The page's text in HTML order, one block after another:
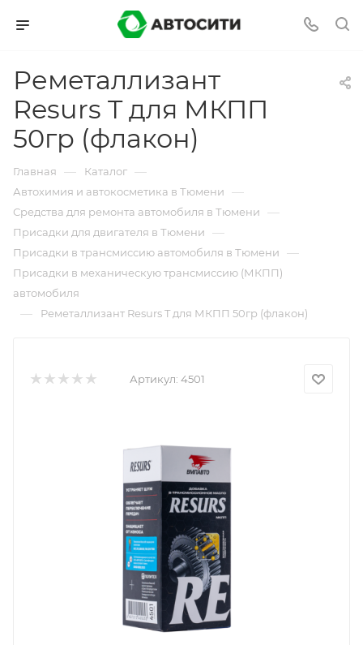
Реметаллизант
Resurs T для МКПП
50гр (флакон)
Главная — Каталог —
Автохимия и автокосметика в Тюмени —
Средства для ремонта автомобиля в Тюмени —
Присадки для двигателя в Тюмени —
Присадки в трансмиссию автомобиля в Тюмени —
Присадки в механическую трансмиссию (МКПП)
автомобиля
— Реметаллизант Resurs T для МКПП 50гр (флакон)
Артикул: 4501